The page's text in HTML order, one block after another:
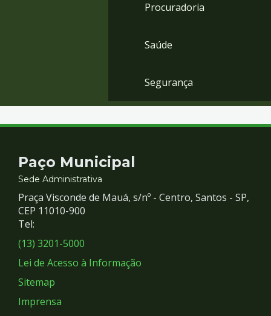
Procuradoria
Saúde
Segurança
Contato
e
Redes
Sociais
Paço Municipal
Sede Administrativa
Praça Visconde de Mauá, s/nº - Centro, Santos - SP,
CEP 11010-900
Tel:
(13) 3201-5000
Lei de Acesso à Informação
Sitemap
Imprensa